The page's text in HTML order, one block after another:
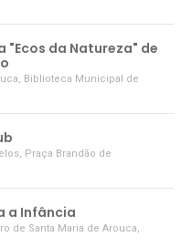
"Ecos da Natureza" de
, Biblioteca Municipal de
, Praça Brandão de
a Infância
de Santa Maria de Arouca,